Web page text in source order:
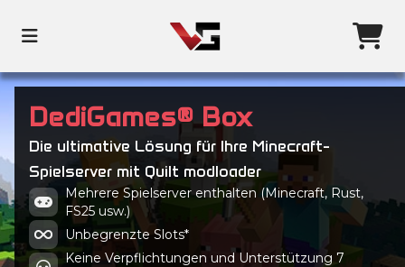
DediGames® Box
Die ultimative Lösung für Ihre Minecraft-
Spielserver mit Quilt modloader
Mehrere Spielserver enthalten (Minecraft, Rust,
FS25 usw.)
Unbegrenzte Slots*
Keine Verpflichtungen und Unterstützung 7